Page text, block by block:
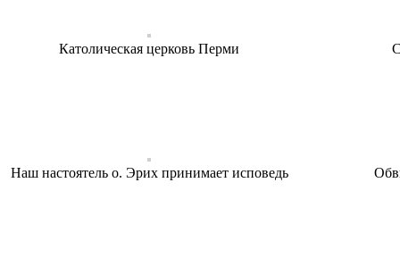
Католическая церковь Перми
Наш настоятель о. Эрих принимает исповедь